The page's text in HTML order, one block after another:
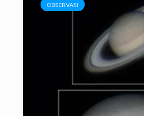
OBSERVASI